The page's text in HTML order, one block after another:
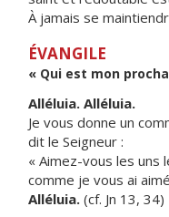
À jamais se
ÉVANGILE
« Qui est mon
Alléluia. Alléluia.
Je vous donne un
dit le Seigneur :
« Aimez-vous les uns
comme je vous ai
Alléluia. (cf. Jn 13, 34)